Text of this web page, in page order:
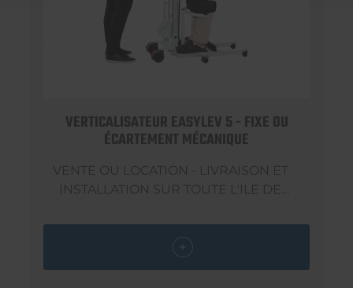
VERTICALISATEUR EASYLEV 5 - FIXE OU
ÉCARTEMENT MÉCANIQUE
VENTE OU LOCATION - LIVRAISON ET
INSTALLATION SUR TOUTE L'ILE DE